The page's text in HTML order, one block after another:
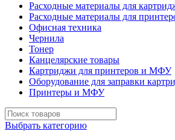
Расходные материалы для
Расходные материалы для
Офисная техника
Чернила
Тонер
Канцелярские товары
Картриджи для принтеров и МФУ
Оборудование для заправки
Принтеры и МФУ
Выбрать категорию